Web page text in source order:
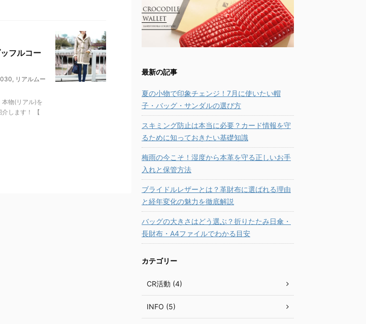
フルコー
, リアルムー
物(リアル)を
介します！ 【
最新の記事
夏の小物で印象チェンジ！7月に使いたい帽
子・バッグ・サンダルの選び方
スキミング防止は本当に必要？カード情報を守
るために知っておきたい基礎知識
梅雨の今こそ！湿度から本革を守る正しいお手
入れと保管方法
ブライドルレザーとは？革財布に選ばれる理由
と経年変化の魅力を徹底解説
バッグの大きさはどう選ぶ？折りたたみ日傘・
長財布・A4ファイルでわかる目安
カテゴリー
CR活動 (4)
INFO (5)